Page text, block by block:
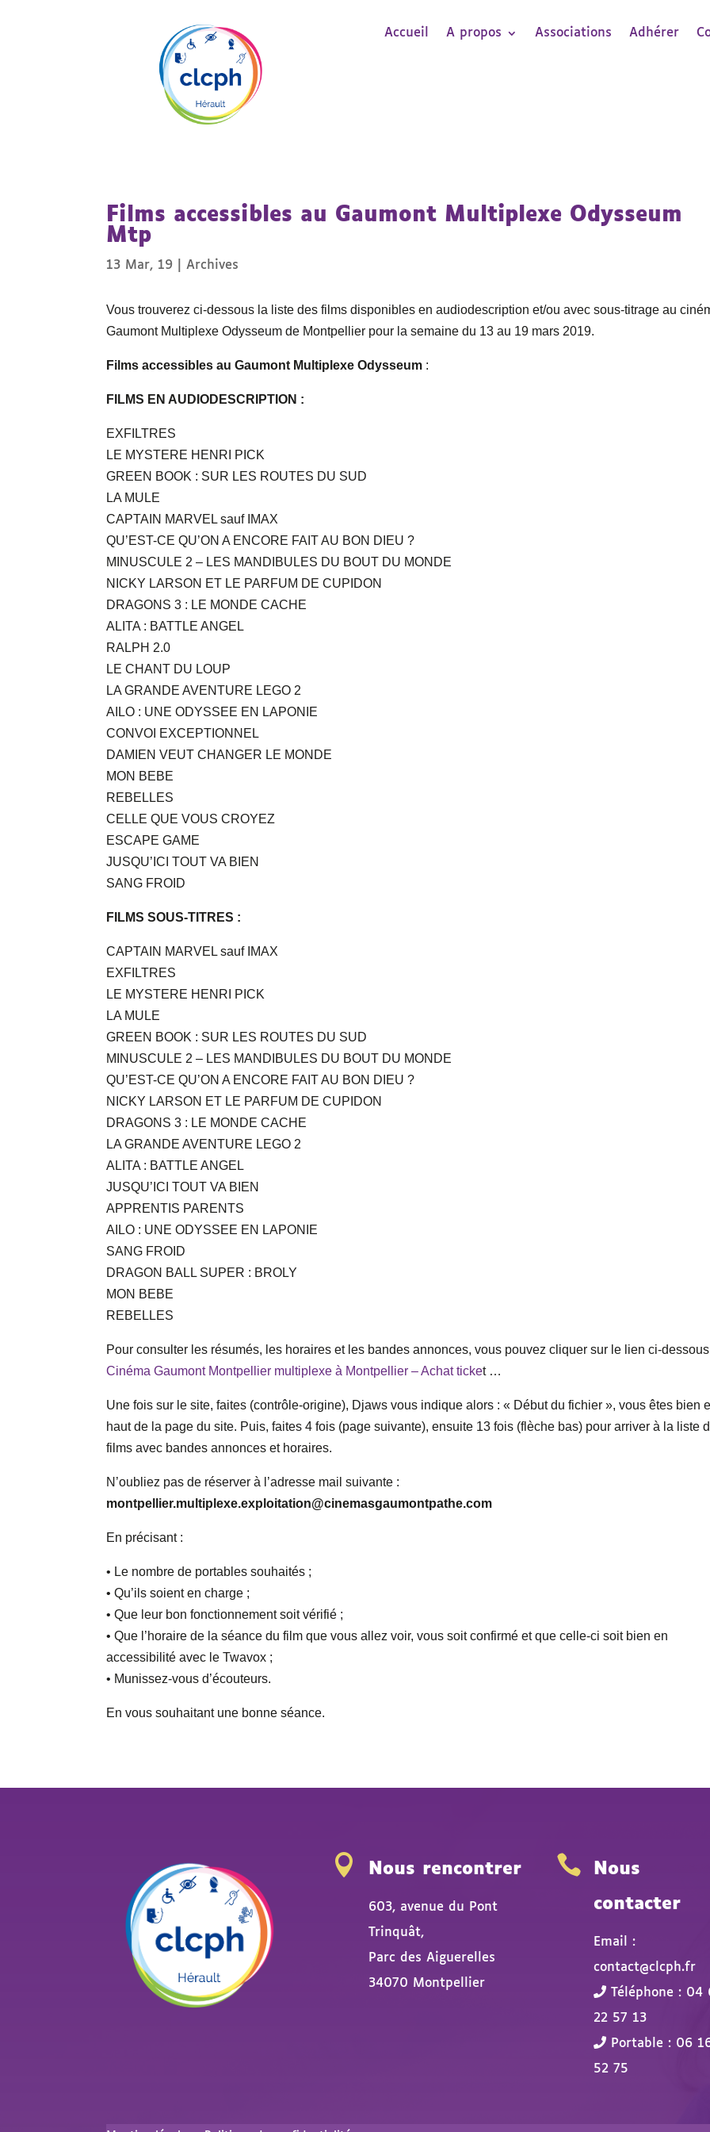
Accueil A propos Associations Adhérer
Films accessibles au Gaumont Multiplexe Odysseum
Mtp
13 Mar, 19 |Archives
Vous trouverez ci-dessous la liste des films disponibles en audiodescription et/ou avec sous-titrage au
Gaumont Multiplexe Odysseum de Montpellier pour la semaine du 13 au 19 mars 2019.
Films accessibles au Gaumont Multiplexe Odysseum :
FILMS EN AUDIODESCRIPTION :
EXFILTRES
LE MYSTERE HENRI PICK
GREEN BOOK : SUR LES ROUTES DU SUD
LA MULE
CAPTAIN MARVEL sauf IMAX
QU’EST-CE QU’ON A ENCORE FAIT AU BON DIEU ?
MINUSCULE 2 – LES MANDIBULES DU BOUT DU MONDE
NICKY LARSON ET LE PARFUM DE CUPIDON
DRAGONS 3 : LE MONDE CACHE
ALITA : BATTLE ANGEL
RALPH 2.0
LE CHANT DU LOUP
LA GRANDE AVENTURE LEGO 2
AILO : UNE ODYSSEE EN LAPONIE
CONVOI EXCEPTIONNEL
DAMIEN VEUT CHANGER LE MONDE
MON BEBE
REBELLES
CELLE QUE VOUS CROYEZ
ESCAPE GAME
JUSQU’ICI TOUT VA BIEN
SANG FROID
FILMS SOUS-TITRES :
CAPTAIN MARVEL sauf IMAX
EXFILTRES
LE MYSTERE HENRI PICK
LA MULE
GREEN BOOK : SUR LES ROUTES DU SUD
MINUSCULE 2 – LES MANDIBULES DU BOUT DU MONDE
QU’EST-CE QU’ON A ENCORE FAIT AU BON DIEU ?
NICKY LARSON ET LE PARFUM DE CUPIDON
DRAGONS 3 : LE MONDE CACHE
LA GRANDE AVENTURE LEGO 2
ALITA : BATTLE ANGEL
JUSQU’ICI TOUT VA BIEN
APPRENTIS PARENTS
AILO : UNE ODYSSEE EN LAPONIE
SANG FROID
DRAGON BALL SUPER : BROLY
MON BEBE
REBELLES
Pour consulter les résumés, les horaires et les bandes annonces, vous pouvez cliquer sur le lien ci-
Cinéma Gaumont Montpellier multiplexe à Montpellier – Achat ticket …
Une fois sur le site, faites (contrôle-origine), Djaws vous indique alors : « Début du fichier », vous êtes bien
haut de la page du site. Puis, faites 4 fois (page suivante), ensuite 13 fois (flèche bas) pour arriver à la liste
films avec bandes annonces et horaires.
N’oubliez pas de réserver à l’adresse mail suivante :
montpellier.multiplexe.exploitation@cinemasgaumontpathe.com
En précisant :
• Le nombre de portables souhaités ;
• Qu’ils soient en charge ;
• Que leur bon fonctionnement soit vérifié ;
• Que l’horaire de la séance du film que vous allez voir, vous soit confirmé et que celle-ci soit bien en
accessibilité avec le Twavox ;
• Munissez-vous d’écouteurs.
En vous souhaitant une bonne séance.
 Nous rencontrer
603, avenue du Pont
Trinquât,
Parc des Aiguerelles
34070 Montpellier

Nous
contacter
Email :
contact@clcph.fr
Téléphone : 04
22 57 13
Portable : 06
52 75